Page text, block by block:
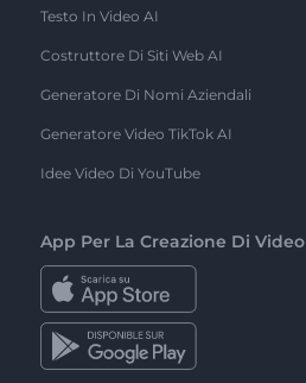
Testo In Video AI
Costruttore Di Siti Web AI
Generatore Di Nomi Aziendali
Generatore Video TikTok AI
Idee Video Di YouTube
App Per La Creazione Di Video